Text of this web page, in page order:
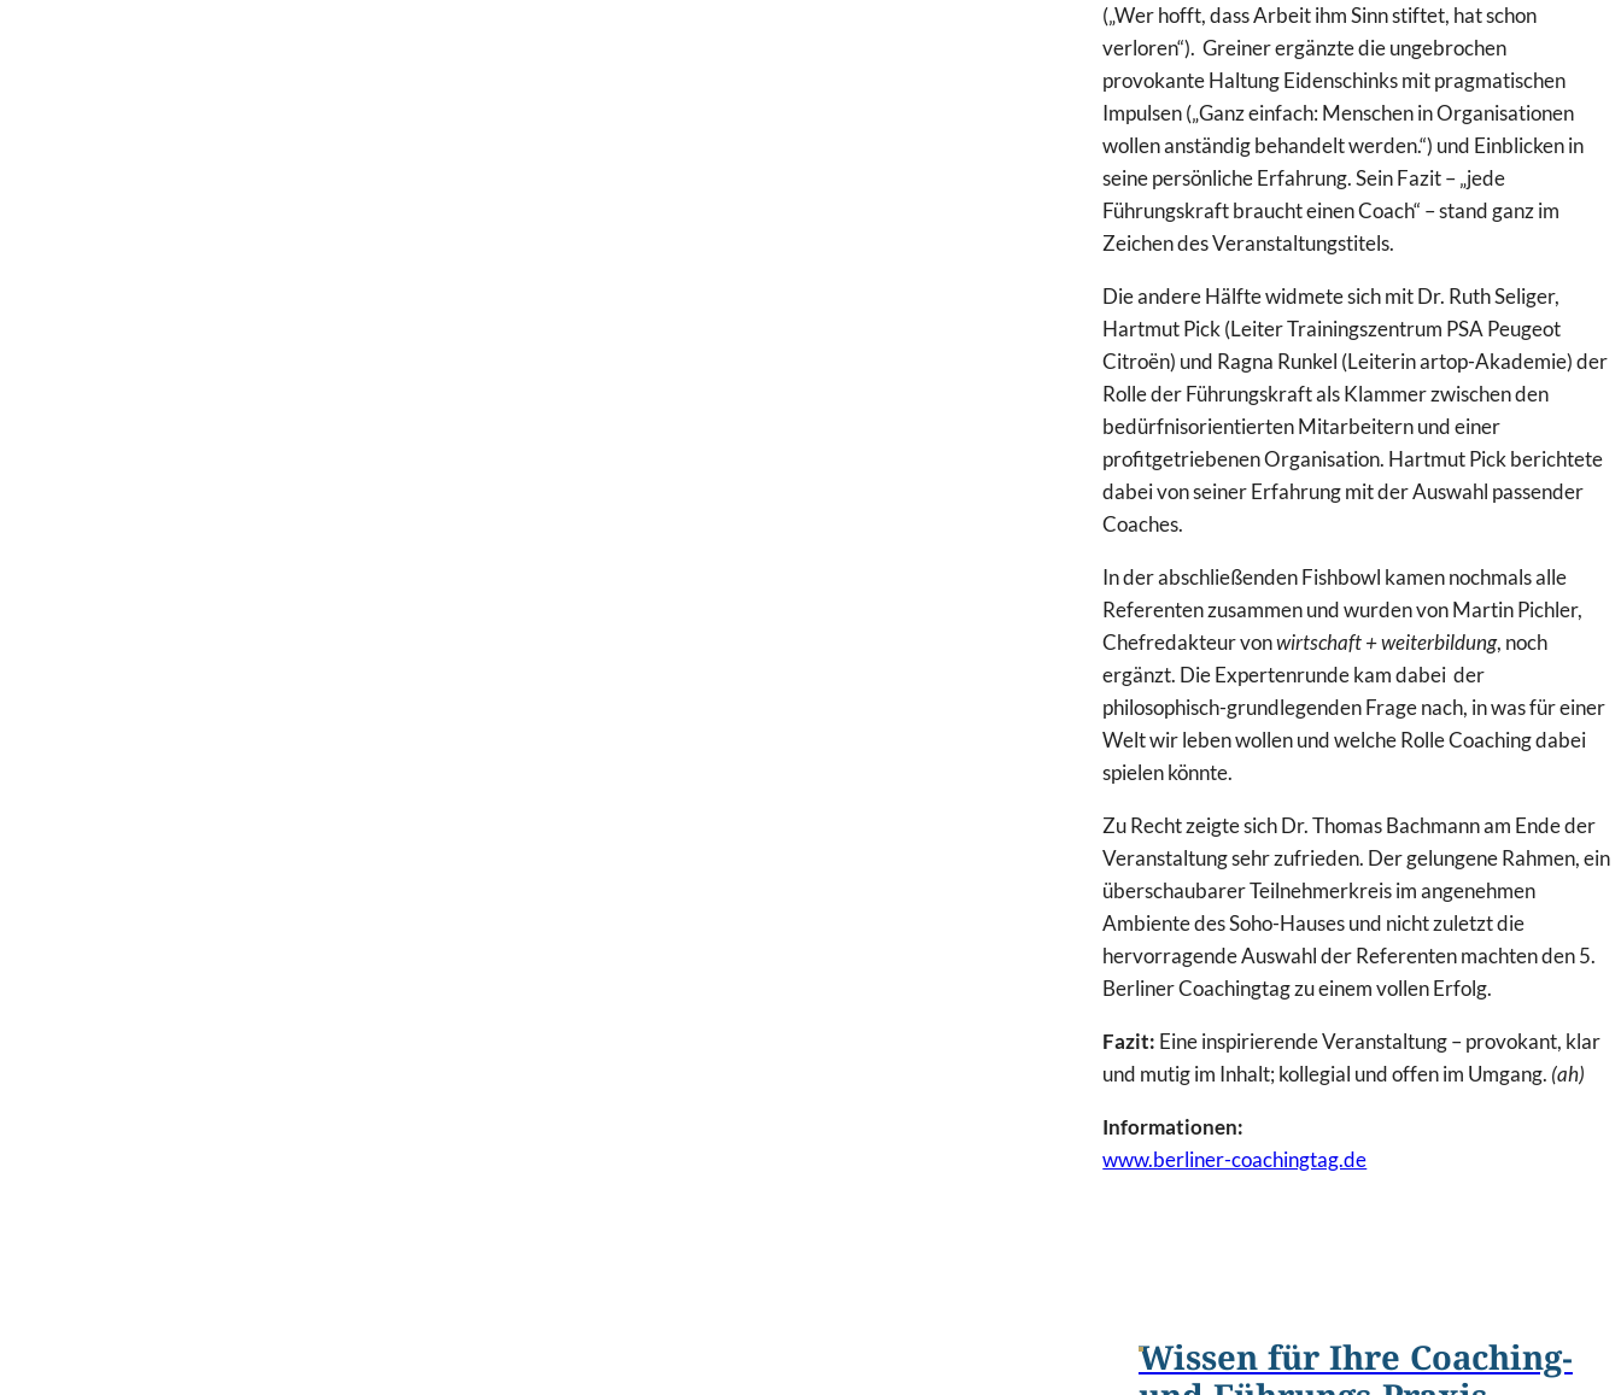
(„Wer hofft, dass Arbeit ihm Sinn stiftet, hat schon
verloren“). Greiner ergänzte die ungebrochen
provokante Haltung Eidenschinks mit pragmatischen
Impulsen („Ganz einfach: Menschen in Organisationen
wollen anständig behandelt werden.“) und Einblicken in
seine persönliche Erfahrung. Sein Fazit – „jede
Führungskraft braucht einen Coach“ – stand ganz im
Zeichen des Veranstaltungstitels.
Die andere Hälfte widmete sich mit Dr. Ruth Seliger,
Hartmut Pick (Leiter Trainingszentrum PSA Peugeot
Citroën) und Ragna Runkel (Leiterin artop-Akademie) der
Rolle der Führungskraft als Klammer zwischen den
bedürfnisorientierten Mitarbeitern und einer
profitgetriebenen Organisation. Hartmut Pick berichtete
dabei von seiner Erfahrung mit der Auswahl passender
Coaches.
In der abschließenden Fishbowl kamen nochmals alle
Referenten zusammen und wurden von Martin Pichler,
Chefredakteur vonwirtschaft + weiterbildung, noch
ergänzt. Die Expertenrunde kam dabei der
philosophisch-grundlegenden Frage nach, in was für einer
Welt wir leben wollen und welche Rolle Coaching dabei
spielen könnte.
Zu Recht zeigte sich Dr. Thomas Bachmann am Ende der
Veranstaltung sehr zufrieden. Der gelungene Rahmen, ein
überschaubarer Teilnehmerkreis im angenehmen
Ambiente des Soho-Hauses und nicht zuletzt die
hervorragende Auswahl der Referenten machten den 5.
Berliner Coachingtag zu einem vollen Erfolg.
Fazit: Eine inspirierende Veranstaltung – provokant, klar
und mutig im Inhalt; kollegial und offen im Umgang. (ah)
Informationen:
www.berliner-coachingtag.de
Wissen für Ihre Coaching-